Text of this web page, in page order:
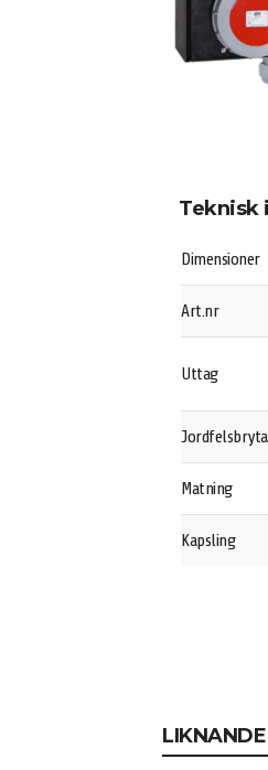
Teknisk
Dimensioner
Art.nr
Uttag
Matning
Kapsling